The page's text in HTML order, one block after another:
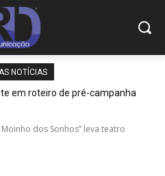
NOTÍCIAS
em roteiro de pré-campanha
Moinho dos Sonhos” leva teatro